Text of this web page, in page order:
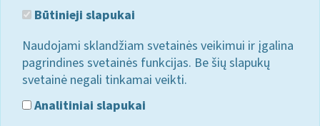
Būtinieji slapukai
Naudojami sklandžiam svetainės veikimui ir įgalina
pagrindines svetainės funkcijas. Be šių slapukų
svetainė negali tinkamai veikti.
Analitiniai slapukai